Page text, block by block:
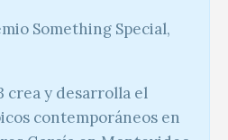
Something Special,
crea y desarrolla el
contemporáneos en